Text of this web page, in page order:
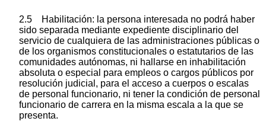
2.5 Habilitación: la persona interesada no podrá haber
sido separada mediante expediente disciplinario del
servicio de cualquiera de las administraciones públicas o
de los organismos constitucionales o estatutarios de las
comunidades autónomas, ni hallarse en inhabilitación
absoluta o especial para empleos o cargos públicos por
resolución judicial, para el acceso a cuerpos o escalas
de personal funcionario, ni tener la condición de personal
funcionario de carrera en la misma escala a la que se
presenta.